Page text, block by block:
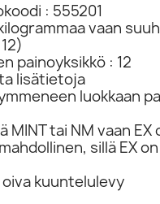
: 555201
vaan
painoyksikkö : 12
lisätietoja
luokkaan
MINT tai NM vaan
sillä EX
oiva kuuntelulevy